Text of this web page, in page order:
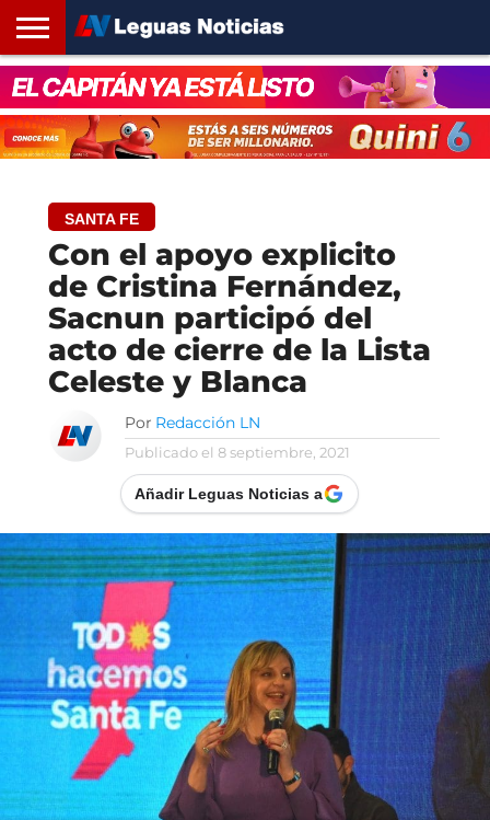
INICIO
SANTA
FE
ROSARIO24
REGIONES
ARGENTINA
OPINIÓN
CONTACTO
SANTA FE
Con el apoyo explicito
de Cristina Fernández,
Sacnun participó del
acto de cierre de la Lista
Celeste y Blanca
Por Redacción LN
Publicado el 8 septiembre, 2021
Añadir Leguas Noticias a